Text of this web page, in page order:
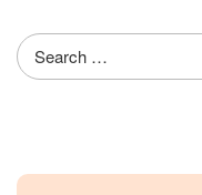
Search
for: